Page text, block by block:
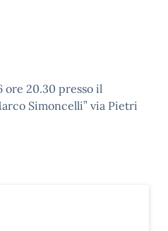
ore 20.30 presso il
Simoncelli” via Pietri